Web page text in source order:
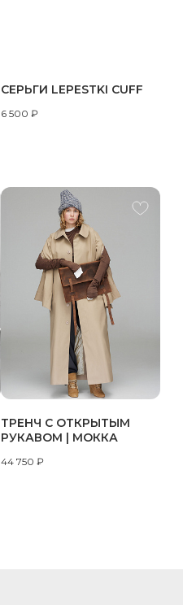
СЕРЬГИ LEPESTKI CUFF
6 500 ₽
ТРЕНЧ С ОТКРЫТЫМ
РУКАВОМ | МОККА
44 750 ₽